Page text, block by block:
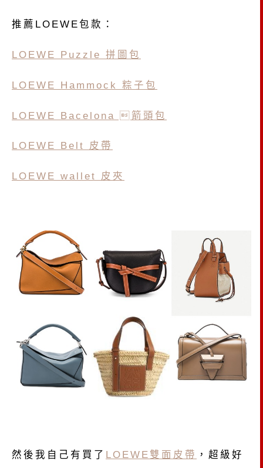
推薦LOEWE包款：
LOEWE Puzzle 拼圖包
LOEWE Hammock 粽子包
LOEWE Bacelona 箭頭包
LOEWE Belt 皮帶
LOEWE wallet 皮夾
然後我自己有買了 LOEWE雙面皮帶 ，超級好